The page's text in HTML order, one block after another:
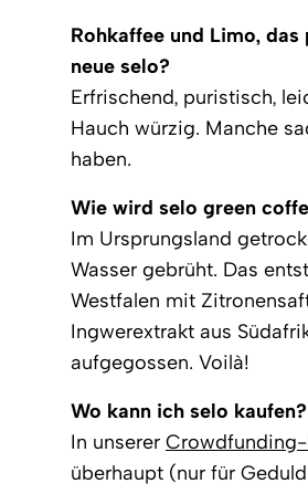
Rohkaffee und Limo,
neue selo?
Erfrischend, puristisch,
Hauch würzig. Manche
haben.
Wie wird selo green
Im Ursprungsland
Wasser gebrüht. Das
Westfalen mit
Ingwerextrakt aus
aufgegossen. Voilà!
Wo kann ich selo kaufen?
In unserer
überhaupt (nur für